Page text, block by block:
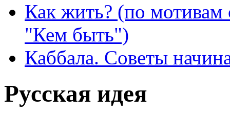
Как жить? (по мотивам
"Кем быть")
Каббала. Советы
Русская идея